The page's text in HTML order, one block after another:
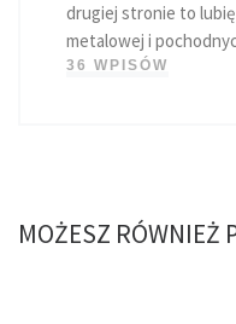
drugiej stronie to
metalowej i
36 WPISÓW
MOŻESZ RÓWNIEŻ